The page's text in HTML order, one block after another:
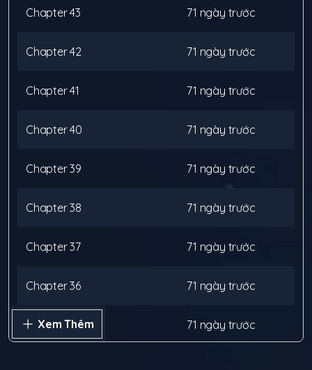
Xem Thêm
Chapter43 71 ngày trước
Chapter42 71 ngày trước
Chapter41 71 ngày trước
Chapter40 71 ngày trước
Chapter39 71 ngày trước
Chapter38 71 ngày trước
Chapter37 71 ngày trước
Chapter36 71 ngày trước
Chapter35 71 ngày trước